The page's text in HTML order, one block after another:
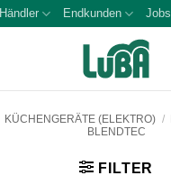
Händler Endkunden Jobs
KÜCHENGERÄTE (ELEKTRO) /
BLENDTEC
FILTER